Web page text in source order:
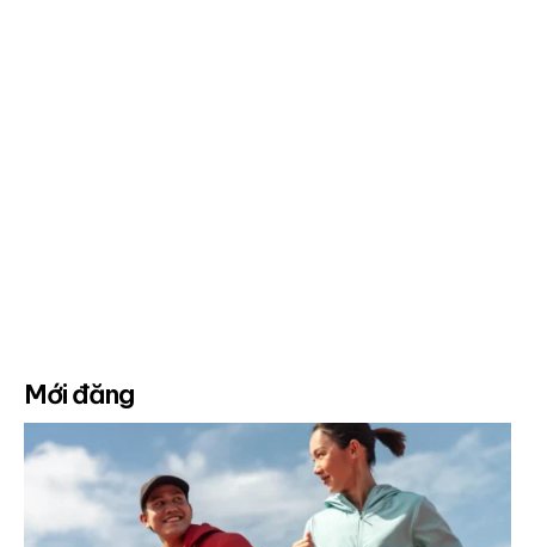
Mới đăng